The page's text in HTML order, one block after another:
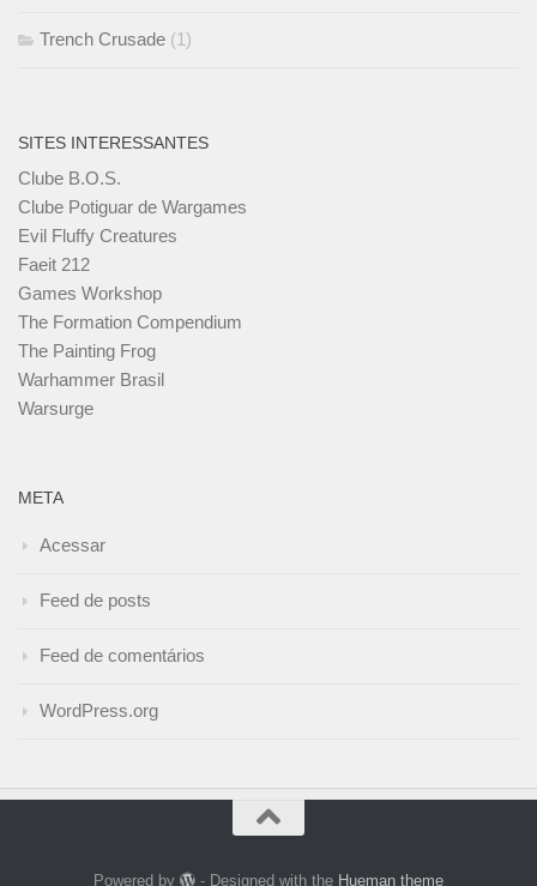
Trench Crusade (1)
SITES INTERESSANTES
Clube B.O.S.
Clube Potiguar de Wargames
Evil Fluffy Creatures
Faeit 212
Games Workshop
The Formation Compendium
The Painting Frog
Warhammer Brasil
Warsurge
META
Acessar
Feed de posts
Feed de comentários
WordPress.org
Powered by - Designed with the Hueman theme